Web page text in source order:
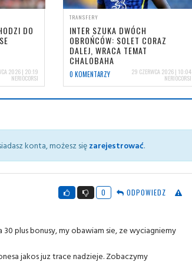
DO
2026 | 20:19
NERIOCORSI
TRANSFERY
INTER SZUKA DWÓCH
OBROŃCÓW: SOLET CORAZ
DALEJ, WRACA TEMAT
CHALOBAHA
0 KOMENTARZY 29 CZERWCA 2026 | 10:04
NERIOCORSI
konta, możesz sięzarejestrować.
0 ODPOWIEDZ
plus bonusy, my obawiam sie, ze wyciagniemy
jakos juz trace nadzieje. Zobaczymy